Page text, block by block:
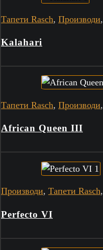
Тапети Rasch, Производи,
Kalahari
Тапети Rasch, Производи,
African Queen III
Производи, Тапети Rasch,
Perfecto VI